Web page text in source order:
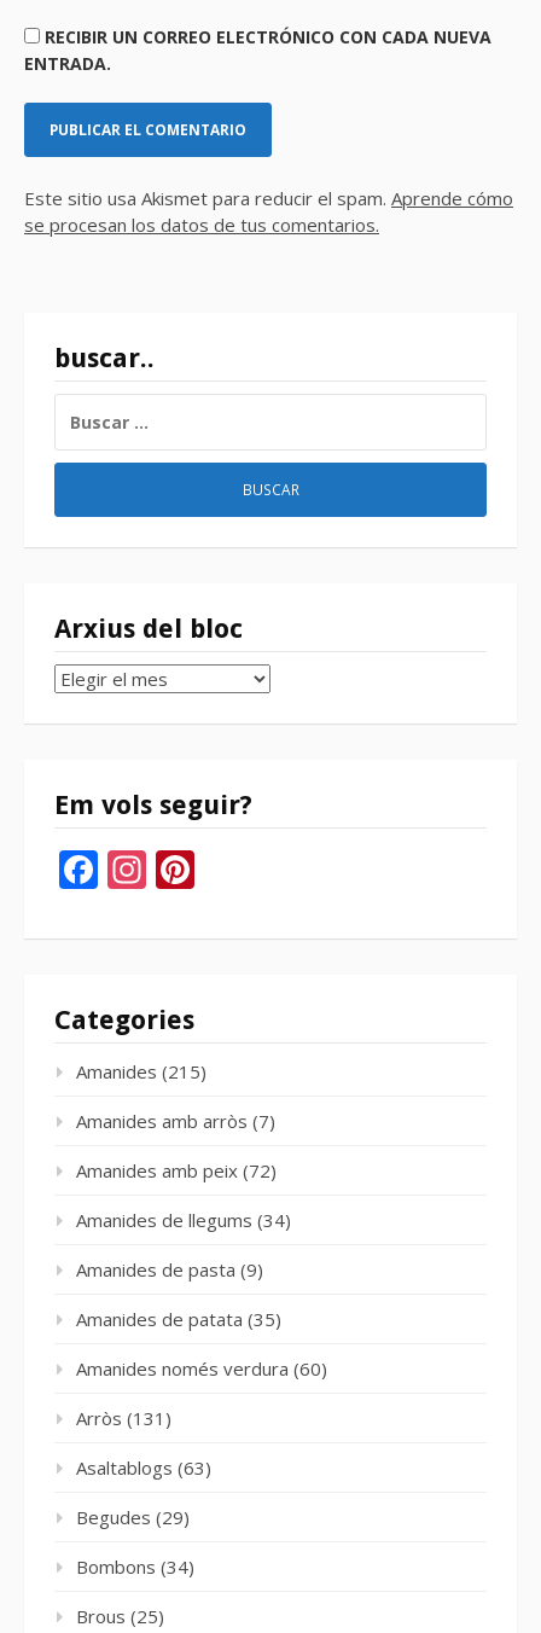
RECIBIR UN CORREO ELECTRÓNICO CON CADA NUEVA
ENTRADA.
Este sitio usa Akismet para reducir el spam. Aprende cómo
se procesan los datos de tus comentarios.
buscar..
Arxius del bloc
Arxius
bloc
Em vols seguir?
Facebook
Instagram
Categories
Amanides (215)
Amanides amb arròs (7)
Amanides amb peix (72)
Amanides de llegums (34)
Amanides de pasta (9)
Amanides de patata (35)
Amanides només verdura (60)
Arròs (131)
Asaltablogs (63)
Begudes (29)
Bombons (34)
Brous (25)